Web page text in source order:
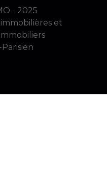
- 2025
et
Parisien